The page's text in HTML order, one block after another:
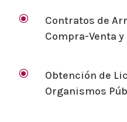
\
Contratos de
Compra-Venta
\
Obtención de
Organismos